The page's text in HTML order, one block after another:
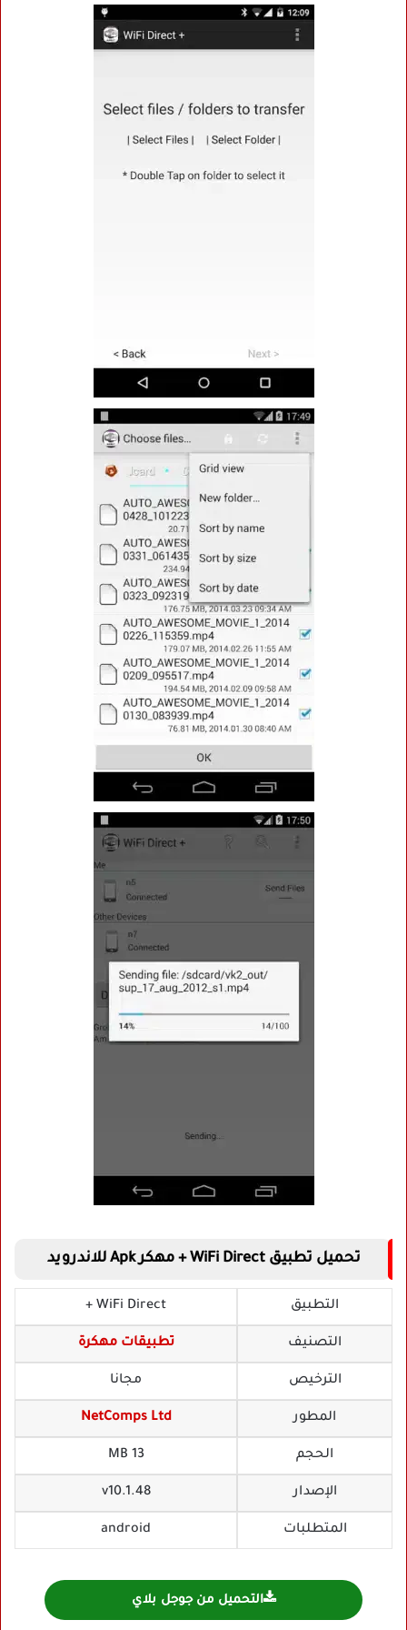
تحميل تطبيق WiFi Direct + مهكر Apk للاندرويد
التطبيق WiFi Direct +
التصنيف تطبيقات مهكرة
الترخيص مجانا
المطور NetComps Ltd
الحجم 13 MB
الإصدار v10.1.48
المتطلبات android
التحميل من جوجل بلاي